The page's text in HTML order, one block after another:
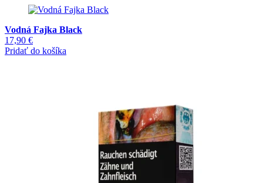
Vodná Fajka Black
17,90 €
Pridať do košíka